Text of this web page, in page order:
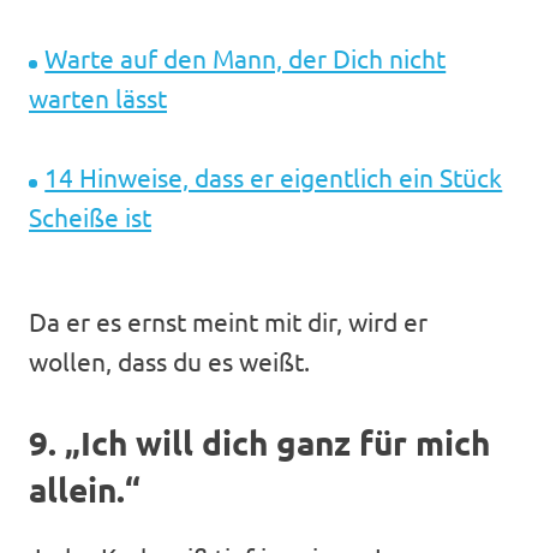
Warte auf den Mann, der Dich nicht
warten lässt
14 Hinweise, dass er eigentlich ein Stück
Scheiße ist
Da er es ernst meint mit dir, wird er
wollen, dass du es weißt.
9. „Ich will dich ganz für mich
allein.“